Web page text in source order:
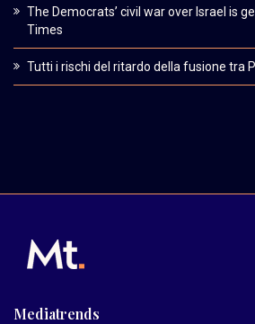
The Democrats’ civil war over Israel is
Times
Tutti i rischi del ritardo della fusione tra
Mediatrends